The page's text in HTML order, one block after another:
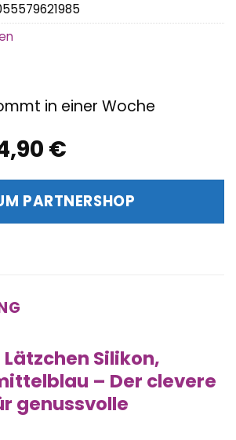
Preis
€
€Aktueller
ist:
14,90 €.
in einer Woche
PARTNERSHOP
Silikon,
– Der clevere
genussvolle